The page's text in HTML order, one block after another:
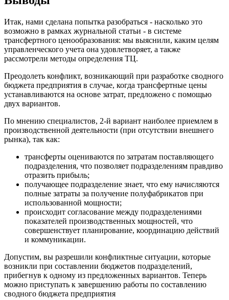
Итак, нами сделана попытка разобраться - насколько это
возможно в рамках журнальной статьи - в системе
трансфертного ценообразования: мы выяснили, каким целям
управленческого учета она удовлетворяет, а также
рассмотрели методы определения ТЦ.
Преодолеть конфликт, возникающий при разработке сводного
бюджета предприятия в случае, когда трансфертные цены
устанавливаются на основе затрат, предложено с помощью
двух вариантов.
По мнению специалистов, 2-й вариант наиболее приемлем в
производственной деятельности (при отсутствии внешнего
рынка), так как:
трансферты оцениваются по затратам поставляющего
подразделения, что позволяет подразделениям правдиво
отразить прибыль;
получающее подразделение знает, что ему начисляются
полные затраты за получение полуфабрикатов при
использованной мощности;
происходит согласование между подразделениями
показателей производственных мощностей, что
совершенствует планирование, координацию действий
и коммуникации.
Допустим, вы разрешили конфликтные ситуации, которые
возникли при составлении бюджетов подразделений,
прибегнув к одному из предложенных вариантов. Теперь
можно приступать к завершению работы по составлению
сводного бюджета предприятия